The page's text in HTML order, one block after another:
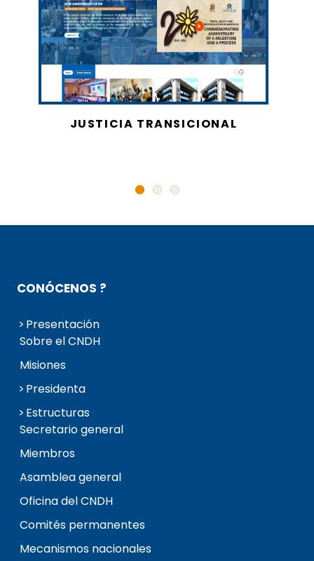
JUSTICIA TRANSICIONAL
CONÓCENOS ?
Presentación
Sobre el CNDH
Misiones
Presidenta
Estructuras
Secretario general
Miembros
Asamblea general
Oficina del CNDH
Comités permanentes
Mecanismos nacionales